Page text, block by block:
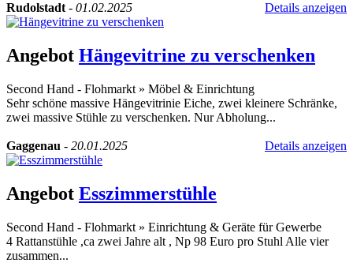
Rudolstadt - 01.02.2025 Details anzeigen
Angebot Hängevitrine zu verschenken
Second Hand - Flohmarkt » Möbel & Einrichtung
Sehr schöne massive Hängevitrinie Eiche, zwei kleinere Schränke,
zwei massive Stühle zu verschenken. Nur Abholung...
Gaggenau - 20.01.2025 Details anzeigen
Angebot Esszimmerstühle
Second Hand - Flohmarkt » Einrichtung & Geräte für Gewerbe
4 Rattanstühle ,ca zwei Jahre alt , Np 98 Euro pro Stuhl Alle vier
zusammen...